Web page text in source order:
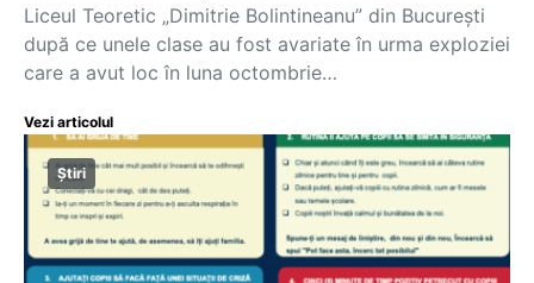
Liceul Teoretic „Dimitrie Bolintineanu” din Bucureşti
după ce unele clase au fost avariate în urma exploziei
care a avut loc în luna octombrie…
Vezi articolul
Știri